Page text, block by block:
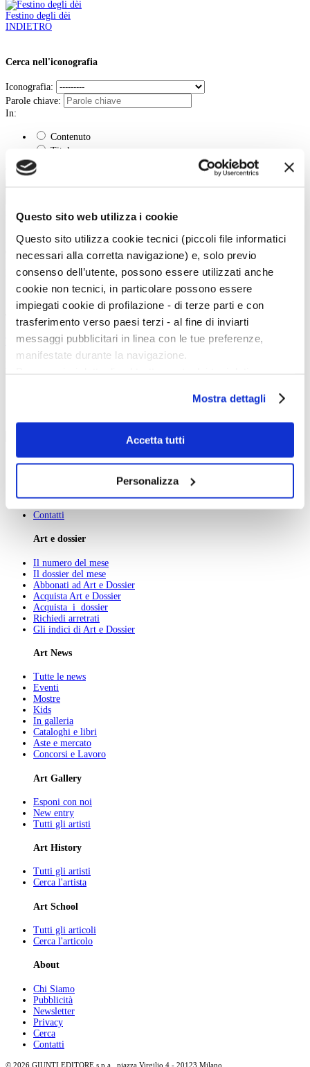
Questo sito web utilizza i cookie
Questo sito utilizza cookie tecnici (piccoli file informatici
necessari alla corretta navigazione) e, solo previo
consenso dell’utente, possono essere utilizzati anche
cookie non tecnici, in particolare possono essere
impiegati cookie di profilazione - di terze parti e con
trasferimento verso paesi terzi - al fine di inviarti
messaggi pubblicitari in linea con le tue preferenze,
manifestate durante la navigazione.
scelte privacy sui cookie, ti invitiamo a prendere visione
dell’informativa cookie.
Chiudendo il banner tramite la “X” prosegui la
navigazione senza alcuna profilazione e con installazione
il tuo consenso alla profilazione che potrai revocare in
Mostra dettagli
Accetta tutti
Personalizza
Festino degli dèi
INDIETRO
Cerca nell'iconografia
Iconografia:
Parole chiave:
In:
Contenuto
Titolo
Tipo:
La vita e le opere dei grandi artisti dal Duecento al Novecento.
Art History è la sezione di Artedossier.it dedicata ai grandi artisti del passato
e ai loro capolavori.
Una straordinaria occasione per incontrare i grandi maestri d'arte, conoscere
la loro vita, gli eventi e gli incontri che hanno segnato la loro esistenza.
Twitter
Tweets di @artedossier
Contatti
Art e dossier
Il numero del mese
Il dossier del mese
Abbonati ad Art e Dossier
Acquista Art e Dossier
Acquista i dossier
Richiedi arretrati
Gli indici di Art e Dossier
Art News
Tutte le news
Eventi
Mostre
Kids
In galleria
Cataloghi e libri
Aste e mercato
Concorsi e Lavoro
Art Gallery
Esponi con noi
New entry
Tutti gli artisti
Art History
Tutti gli artisti
Cerca l'artista
Art School
Tutti gli articoli
Cerca l'articolo
About
Chi Siamo
Pubblicità
Newsletter
Privacy
Cerca
Contatti
© 2026 GIUNTI EDITORE s.p.a., piazza Virgilio 4 - 20123 Milano